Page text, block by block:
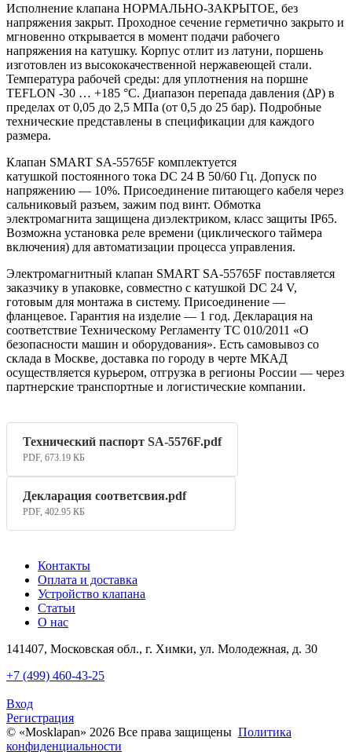
Исполнение клапана НОРМАЛЬНО-ЗАКРЫТОЕ, без
напряжения закрыт. Проходное сечение герметично закрыто и
мгновенно открывается в момент подачи рабочего
напряжения на катушку. Корпус отлит из латуни, поршень
изготовлен из высококачественной нержавеющей стали.
Температура рабочей среды: для уплотнения на поршне
TEFLON -30 … +185 °С. Диапазон перепада давления (ΔP) в
пределах от 0,05 до 2,5 МПа (от 0,5 до 25 бар). Подробные
технические представлены в спецификации для каждого
размера.
Клапан SMART SA-55765F комплектуется
катушкой постоянного тока DC 24 В 50/60 Гц. Допуск по
напряжению — 10%. Присоединение питающего кабеля через
сальниковый разъем, зажим под винт. Обмотка
электромагнита защищена диэлектриком, класс защиты IP65.
Возможна установка реле времени (циклического таймера
включения) для автоматизации процесса управления.
Электромагнитный клапан SMART SA-55765F поставляется
заказчику в упаковке, совместно с катушкой DC 24 V,
готовым для монтажа в систему. Присоединение —
фланцевое. Гарантия на изделие — 1 год. Декларация на
соответствие Техническому Регламенту ТС 010/2011 «О
безопасности машин и оборудования». Есть самовывоз со
склада в Москве, доставка по городу в черте МКАД
осуществляется курьером, отгрузка в регионы России — через
партнерские транспортные и логистические компании.
Технический паспорт SA-5576F.pdf
PDF, 673.19 КБ
Декларация соответсвия.pdf
PDF, 402.95 КБ
Контакты
Оплата и доставка
Устройство клапана
Статьи
О нас
141407, Московская обл., г. Химки, ул. Молодежная, д. 30
+7 (499) 460-43-25
Вход
Регистрация
© «Mosklapan» 2026 Все права защищены Политика
конфиденциальности